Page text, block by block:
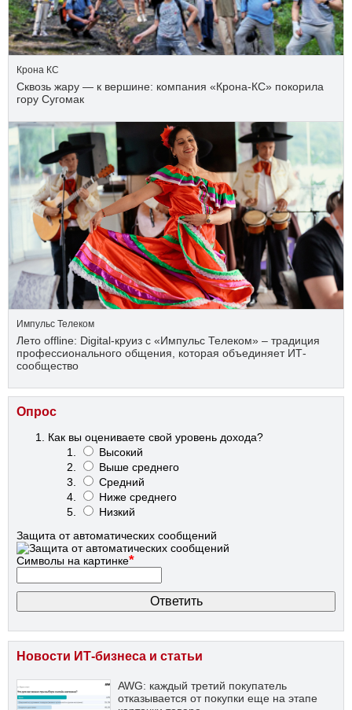
Крона КС
Сквозь жару — к вершине: компания «Крона‑КС» покорила
гору Сугомак
Импульс Телеком
Лето offline: Digital-круиз с «Импульс Телеком» – традиция
профессионального общения, которая объединяет ИТ-
сообщество
Опрос
Как вы оцениваете свой уровень дохода?
Высокий
Выше среднего
Средний
Ниже среднего
Низкий
Защита от автоматических сообщений
Символы на картинке*
Новости ИТ-бизнеса и статьи
AWG: каждый третий покупатель
отказывается от покупки еще на этапе